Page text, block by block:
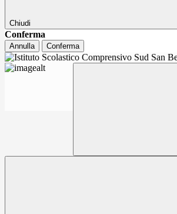
Chiudi
Conferma
Annulla Conferma